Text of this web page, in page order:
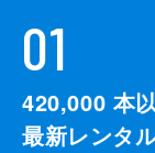
01
420,000 本
最新レンタ